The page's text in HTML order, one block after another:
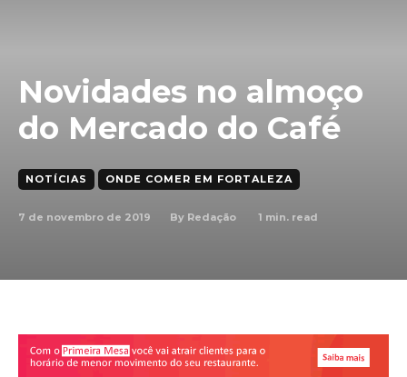
Novidades no almoço
do Mercado do Café
NOTÍCIAS ONDE COMER EM FORTALEZA
7 de novembro de 2019 By Redação 1 min. read